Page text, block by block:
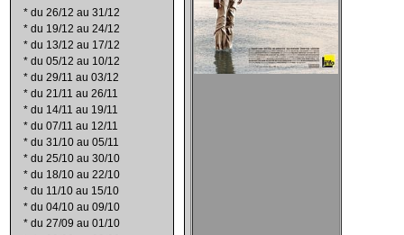
* du 26/12 au 31/12
* du 19/12 au 24/12
* du 13/12 au 17/12
* du 05/12 au 10/12
* du 29/11 au 03/12
* du 21/11 au 26/11
* du 14/11 au 19/11
* du 07/11 au 12/11
* du 31/10 au 05/11
* du 25/10 au 30/10
* du 18/10 au 22/10
* du 11/10 au 15/10
* du 04/10 au 09/10
* du 27/09 au 01/10